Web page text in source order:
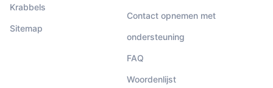
Krabbels
Sitemap
Contact opnemen met
ondersteuning
FAQ
Woordenlijst